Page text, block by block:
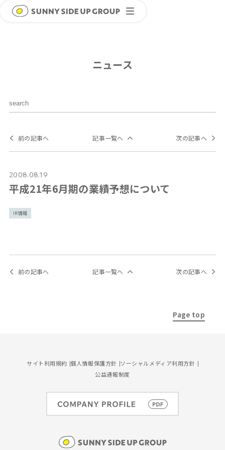
ニュース
前の記事へ 記事一覧へ 次の記事へ
2008.08.19
平成21年6月期の業績予想について
IR情報
前の記事へ 記事一覧へ 次の記事へ
Page top
サイト利用規約 個人情報保護方針 ソーシャルメディア利用方針
公益通報制度